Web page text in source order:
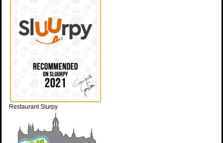
Restaurant Slurpy